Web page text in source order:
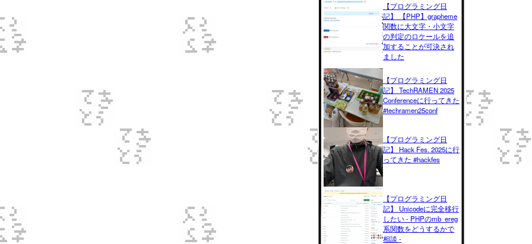
【プログラミング日
記】 【PHP】grapheme
関数に大文字・小文字
の判定のロケールを追
加することが可決され
ました
【プログラミング日
記】 TechRAMEN 2025
Conferenceに行ってきた
#techramen25conf
【プログラミング日
記】 Hack Fes. 2025に行
ってきた #hackfes
【プログラミング日
記】 Unicodeに完全移行
したい - PHPのmb_ereg
系関数をどうするかで
相談 -